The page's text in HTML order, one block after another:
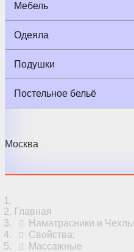
Мебель
Одеяла
Подушки
Постельное бельё
Москва
Главная
Наматрасники и Чехлы
Свойства:
Массажные